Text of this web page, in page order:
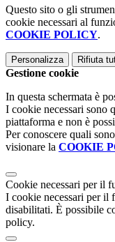
Questo sito o gli
cookie necessari al
COOKIE POLICY.
Personalizza Rifiuta
Gestione cookie
In questa schermata è
I cookie necessari sono
piattaforma e non è
Per conoscere quali
visionare la COOKIE
Cookie necessari per il
I cookie necessari per il
disabilitati. È possibile
policy.